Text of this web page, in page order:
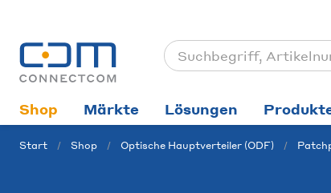
Shop Märkte Lösungen
Start Shop Optische Hauptverteiler (ODF)